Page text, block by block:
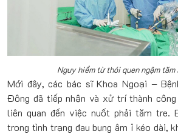
Nguy hiểm từ thói quen ngậm tăm
Mới đây, các bác sĩ Khoa Ngoại –
Đông đã tiếp nhận và xử trí thành
liên quan đến việc nuốt phải tăm tre.
trong tình trạng đau bụng âm ỉ kéo dài,